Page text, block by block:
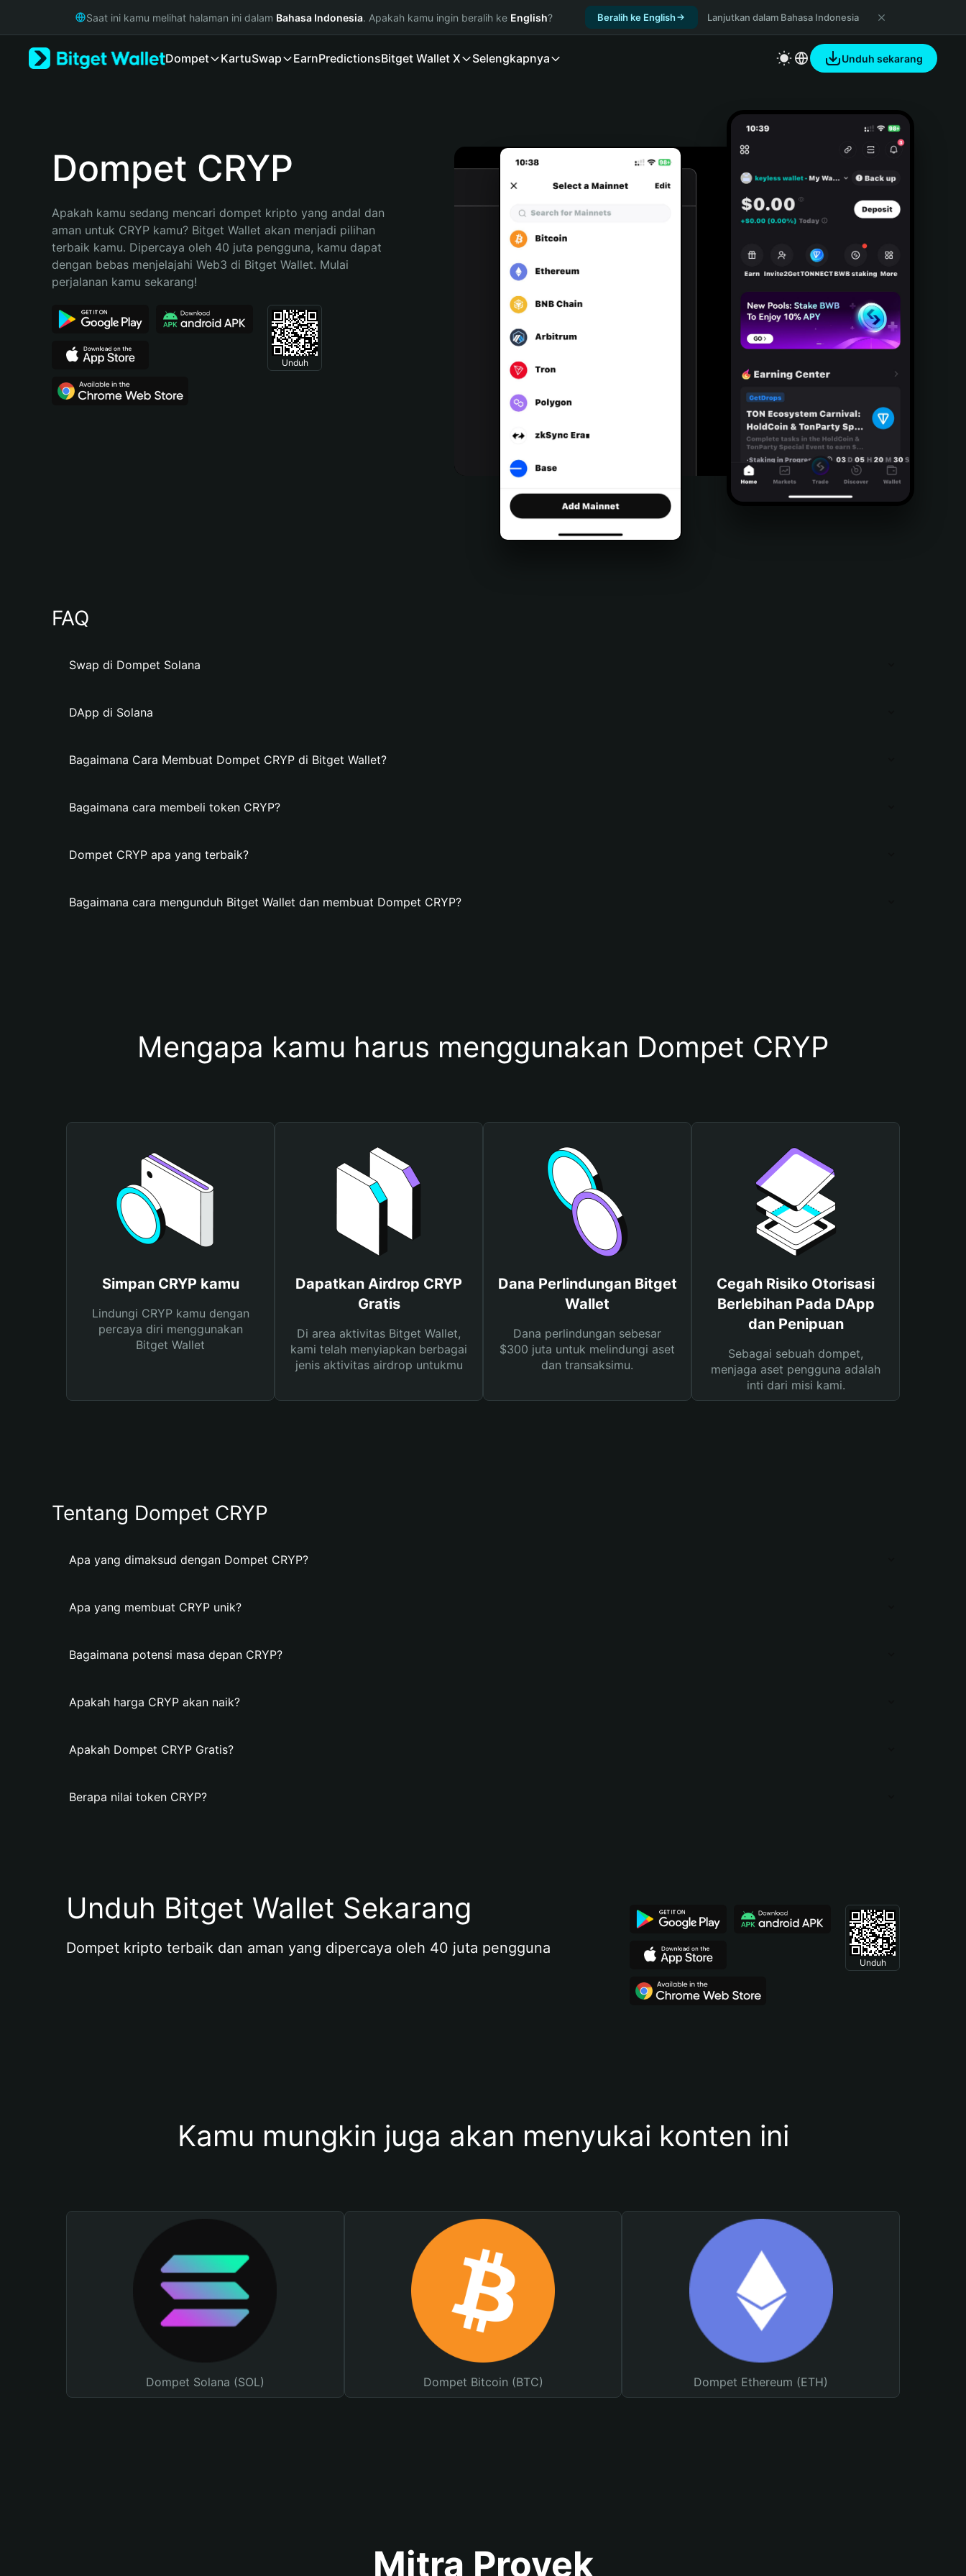
Русский
Bahasa Indonesia
Español (Argentina)
Saat ini kamu melihat halaman ini dalam Bahasa Indonesia. Apakah kamu ingin beralih ke English? Beralih ke English Lanjutkan dalam Bahasa Indonesia
Dompet KartuSwap EarnPredictionsBitget Wallet X Selengkapnya Unduh sekarang
Dompet CRYP
Apakah kamu sedang mencari dompet kripto yang andal dan
aman untuk CRYP kamu? Bitget Wallet akan menjadi pilihan
terbaik kamu. Dipercaya oleh 40 juta pengguna, kamu dapat
dengan bebas menjelajahi Web3 di Bitget Wallet. Mulai
perjalanan kamu sekarang!
Unduh
FAQ
Swap di Dompet Solana
DApp di Solana
Bagaimana Cara Membuat Dompet CRYP di Bitget Wallet?
Bagaimana cara membeli token CRYP?
Dompet CRYP apa yang terbaik?
Bagaimana cara mengunduh Bitget Wallet dan membuat Dompet CRYP?
Mengapa kamu harus menggunakan Dompet CRYP
Simpan CRYP kamu
Lindungi CRYP kamu dengan
percaya diri menggunakan
Bitget Wallet
Dapatkan Airdrop CRYP
Gratis
Di area aktivitas Bitget Wallet,
kami telah menyiapkan berbagai
jenis aktivitas airdrop untukmu
Dana Perlindungan Bitget
Wallet
Dana perlindungan sebesar
$300 juta untuk melindungi aset
dan transaksimu.
Cegah Risiko Otorisasi
Berlebihan Pada DApp
dan Penipuan
Sebagai sebuah dompet,
menjaga aset pengguna adalah
inti dari misi kami.
Tentang Dompet CRYP
Apa yang dimaksud dengan Dompet CRYP?
Apa yang membuat CRYP unik?
Bagaimana potensi masa depan CRYP?
Apakah harga CRYP akan naik?
Apakah Dompet CRYP Gratis?
Berapa nilai token CRYP?
Unduh Bitget Wallet Sekarang
Dompet kripto terbaik dan aman yang dipercaya oleh 40 juta pengguna
Unduh
Kamu mungkin juga akan menyukai konten ini
Dompet Solana (SOL) Dompet Bitcoin (BTC) Dompet Ethereum (ETH)
Mitra Proyek